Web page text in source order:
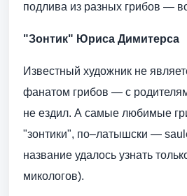
подлива из разных грибов —
"Зонтик" Юриса Димитерса
Известный художник не
фанатом грибов — с
не ездил. А самые любимые
"зонтики", по–латышски —
название удалось узнать
микологов).